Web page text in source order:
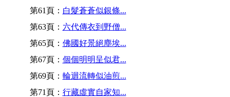
第61頁： 白髮蒼蒼似銀條...
第63頁： 六代傳衣到野僧...
第65頁： 佛國好景絕塵埃...
第67頁： 個個明明呈似君...
第69頁： 輪迴流轉似油煎...
第71頁： 行藏虛實自家知...